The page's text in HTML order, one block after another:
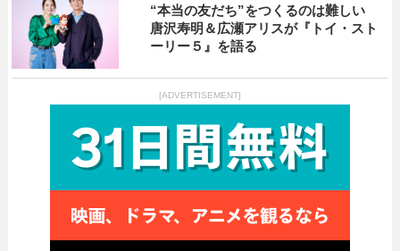
“本当の友だち”をつくるのは難しい
唐沢寿明＆広瀬アリスが『トイ・スト
ーリー５』を語る
[ADVERTISEMENT]